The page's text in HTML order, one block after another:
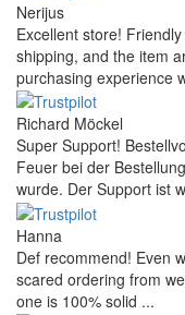
Nerijus
Excellent store!
shipping, and the item
purchasing experience
Richard Möckel
Super Support!
Feuer bei der
wurde. Der Support ist
Hanna
Def recommend! Even
scared ordering from
one is 100% solid ...